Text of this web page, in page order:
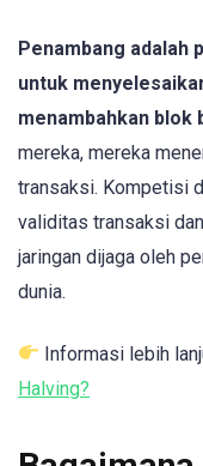
Penambang adalah
untuk
menambahkan blok
mereka, mereka
transaksi. Kompetisi
validitas transaksi
jaringan dijaga oleh
dunia.
Informasi lebih
Halving?